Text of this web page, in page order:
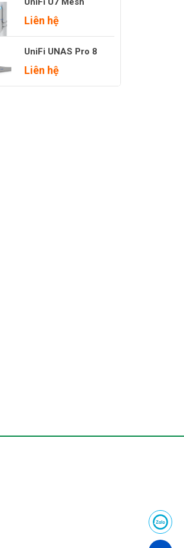
Liên hệ
UniFi UNAS Pro 8
Liên hệ